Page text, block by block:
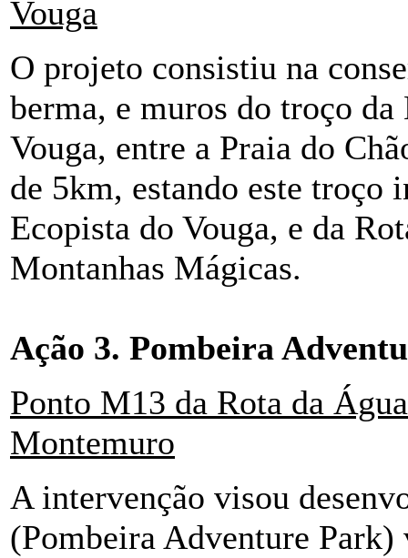
Vouga
O projeto consistiu na
berma, e muros do troço
Vouga, entre a Praia do
de 5km, estando este troço
Ecopista do Vouga, e da
Montanhas Mágicas.
Ação 3. Pombeira
Ponto M13 da Rota da
Montemuro
A intervenção visou
(Pombeira Adventure Park)